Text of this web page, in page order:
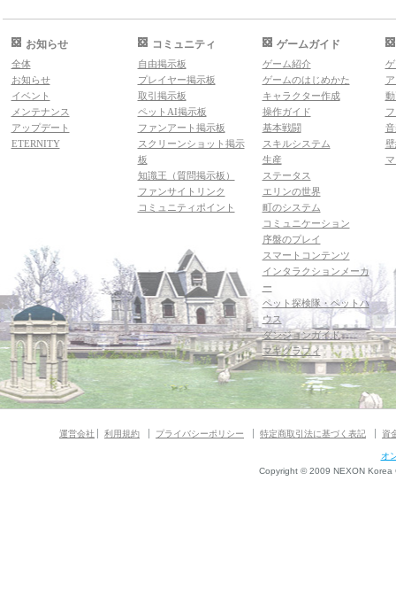
お知らせ
全体
お知らせ
イベント
メンテナンス
アップデート
ETERNITY
コミュニティ
自由掲示板
プレイヤー掲示板
取引掲示板
ペットAI掲示板
ファンアート掲示板
スクリーンショット掲示
板
知識王（質問掲示板）
ファンサイトリンク
コミュニティポイント
ゲームガイド
ゲーム紹介
ゲームのはじめかた
キャラクター作成
操作ガイド
基本戦闘
スキルシステム
生産
ステータス
エリンの世界
町のシステム
コミュニケーション
序盤のプレイ
スマートコンテンツ
インタラクションメーカ
ー
ペット探検隊・ペットハ
ウス
ダンジョンガイド
マギグラフィ
運営会社 利用規約 プライバシーポリシー 特定商取引法に基づく表記 資
オ
Copyright © 2009 NEXON Korea